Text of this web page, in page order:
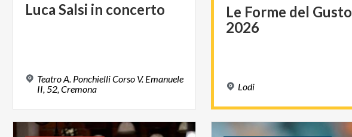
Luca Salsi in concerto
Teatro A. Ponchielli Corso V. Emanuele
II, 52, Cremona
Le Forme del Gusto
2026
Lodi